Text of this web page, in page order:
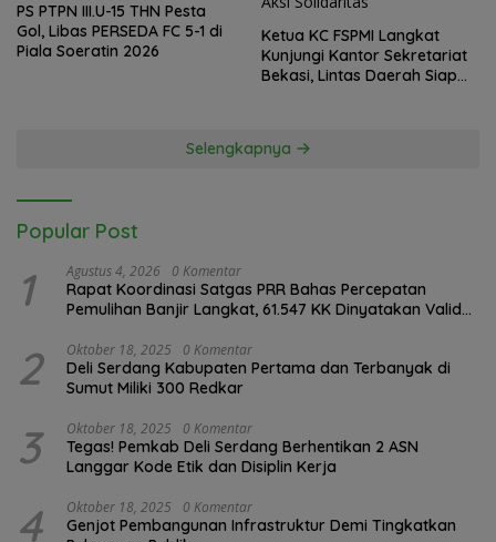
PS PTPN III.U-15 THN Pesta
Gol, Libas PERSEDA FC 5-1 di
Piala Soeratin 2026
Ketua KC FSPMI Langkat
Kunjungi Kantor Sekretariat
Bekasi, Lintas Daerah Siap
Selengkapnya
Popular Post
1 Agustus 4, 2026 0 Komentar
Rapat Koordinasi Satgas PRR Bahas Percepatan
Pemulihan Banjir Langkat, 61.547 KK Dinyatakan Valid
2 Oktober 18, 2025 0 Komentar
Deli Serdang Kabupaten Pertama dan Terbanyak di
Sumut Miliki 300 Redkar
3 Oktober 18, 2025 0 Komentar
Tegas! Pemkab Deli Serdang Berhentikan 2 ASN
Langgar Kode Etik dan Disiplin Kerja
4 Oktober 18, 2025 0 Komentar
Genjot Pembangunan Infrastruktur Demi Tingkatkan